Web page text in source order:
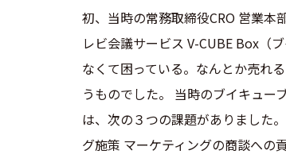
初、当時の常務取締役CRO 営業本
レビ会議サービス V-CUBE Box（
なくて困っている。なんとか売
うものでした。 当時のブイキュー
は、次の３つの課題がありました
グ施策 マーケティングの商談への